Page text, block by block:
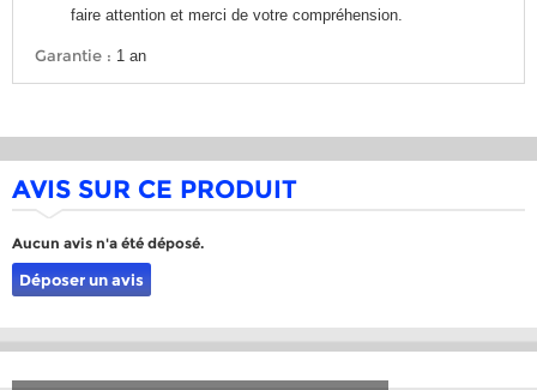
faire attention et merci de votre compréhension.
Garantie : 1 an
AVIS SUR CE PRODUIT
Aucun avis n'a été déposé.
Déposer un avis